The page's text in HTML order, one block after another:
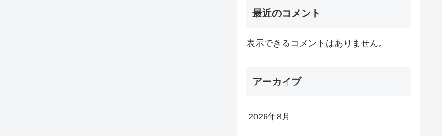
最近のコメント
表示できるコメントはありません。
アーカイブ
2026年8月